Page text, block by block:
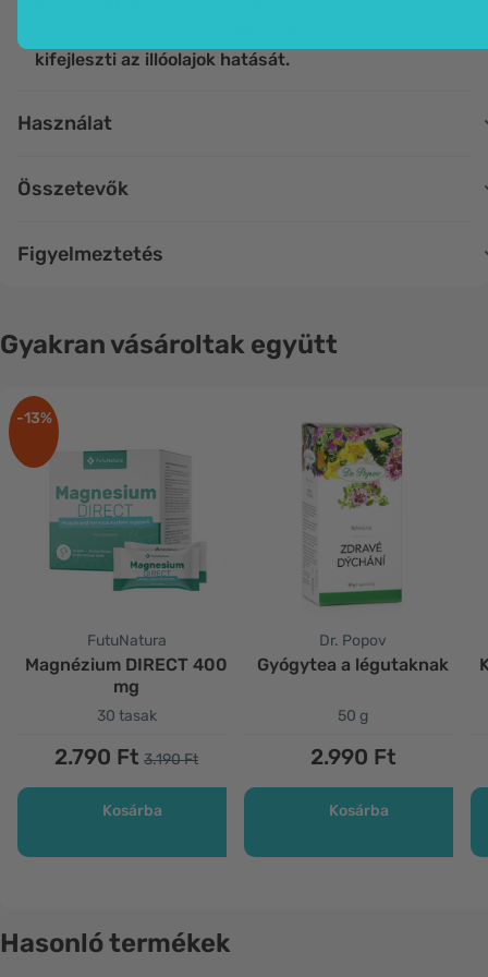
kifejleszti az illóolajok hatását.
Használat
Összetevők
Figyelmeztetés
Gyakran vásároltak együtt
-13%
FutuNatura
Magnézium DIRECT 400
mg
30 tasak
2.790 Ft 3.190 Ft
Kosárba
Dr. Popov
Gyógytea a légutaknak
50 g
2.990 Ft
Kosárba
Hasonló termékek